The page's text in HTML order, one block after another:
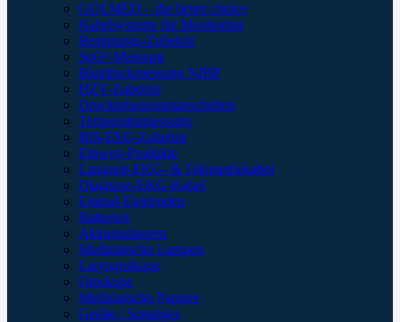
GOLMED – the better choice
Kabelsysteme für Monitoring
Beatmungs-Zubehör
SpO²-Messung
Blutdruckmessung NIBP
HZV-Zubehör
Druckinfusionsmanschetten
Temperaturmessung
BIS-EEG-Zubehör
Einweg-Produkte
Langzeit-EKG- & Telemetriekabel
Diagnose-EKG-Kabel
Einmal-Elektroden
Batterien
Akkumulatoren
Medizinische Lampen
Laryngoskope
Otoskope
Medizinische Papiere
Geräte / Sonstiges